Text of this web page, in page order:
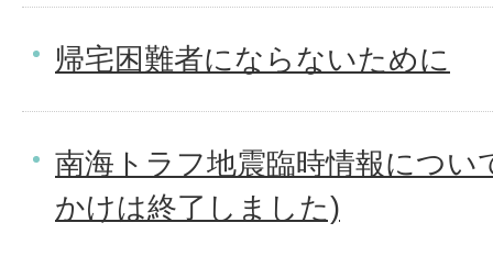
帰宅困難者にならないために
南海トラフ地震臨時情報につい
かけは終了しました)